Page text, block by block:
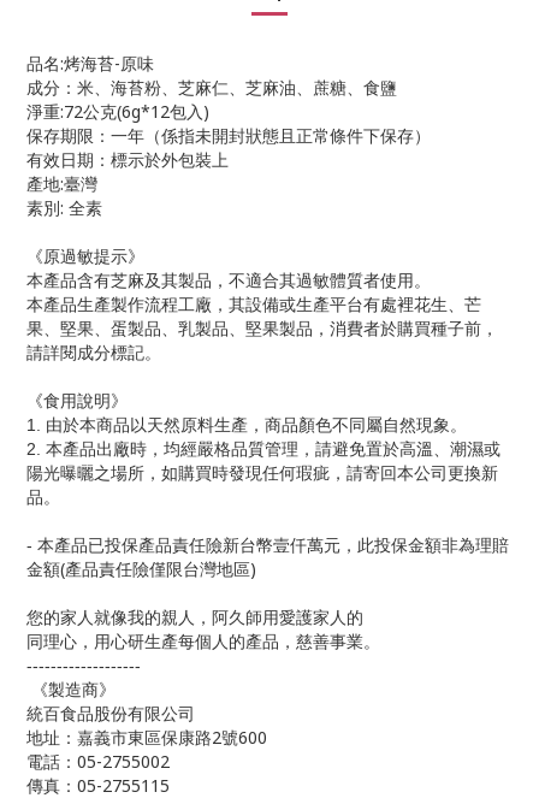
品名:烤海苔-原味
成分：米、海苔粉、芝麻仁、芝麻油、蔗糖、食鹽
淨重:72公克(6g*12包入)
保存期限：一年（係指未開封狀態且正常條件下保存）
有效日期：標示於外包裝上
產地:臺灣
素別: 全素
《原過敏提示》
本產品含有芝麻及其製品，不適合其過敏體質者使用。
本產品生產製作流程工廠，其設備或生產平台有處裡花生、芒
果、堅果、蛋製品、乳製品、堅果製品，消費者於購買種子前，
請詳閱成分標記。
《食用說明》
1. 由於本商品以天然原料生產，商品顏色不同屬自然現象。
2. 本產品出廠時，均經嚴格品質管理，請避免置於高溫、潮濕或
陽光曝曬之場所，如購買時發現任何瑕疵，請寄回本公司更換新
品。
- 本產品已投保產品責任險新台幣壹仟萬元，此投保金額非為理賠
金額(產品責任險僅限台灣地區)
您的家人就像我的親人，阿久師用愛護家人的
同理心，用心研生產每個人的產品，慈善事業。
-------------------
《製造商》
統百食品股份有限公司
地址：嘉義市東區保康路2號600
電話： 05-2755002
傳真： 05-2755115